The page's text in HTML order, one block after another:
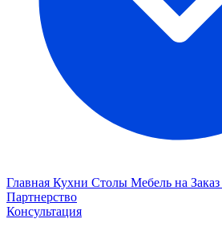
Главная Кухни Столы Мебель на Заказ
Партнерство
Консультация